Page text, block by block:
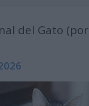
del Gato (por